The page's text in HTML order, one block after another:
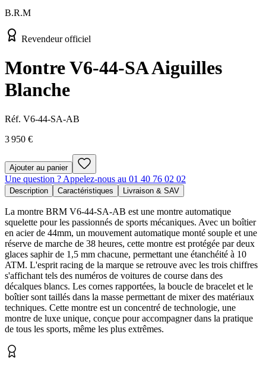
B.R.M
Revendeur officiel
Montre V6-44-SA Aiguilles
Blanche
Réf. V6-44-SA-AB
3 950 €
Ajouter au panier
Une question ? Appelez-nous au 01 40 76 02 02
Description Caractéristiques Livraison & SAV
La montre BRM V6-44-SA-AB est une montre automatique
squelette pour les passionnés de sports mécaniques. Avec un boîtier
en acier de 44mm, un mouvement automatique monté souple et une
réserve de marche de 38 heures, cette montre est protégée par deux
glaces saphir de 1,5 mm chacune, permettant une étanchéité à 10
ATM. L'esprit racing de la marque se retrouve avec les trois chiffres
s'affichant tels des numéros de voitures de course dans des
décalques blancs. Les cornes rapportées, la boucle de bracelet et le
boîtier sont taillés dans la masse permettant de mixer des matériaux
techniques. Cette montre est un concentré de technologie, une
montre de luxe unique, conçue pour accompagner dans la pratique
de tous les sports, même les plus extrêmes.